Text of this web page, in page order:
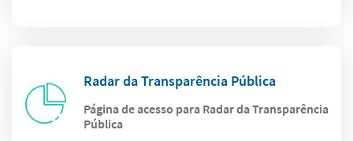
Radar da Transparência Pública
Página de acesso para Radar da Transparência
Pública